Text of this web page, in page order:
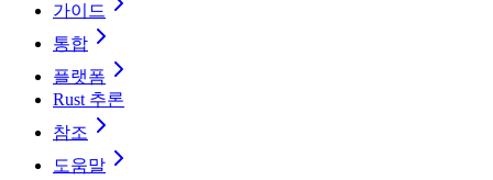
가이드
통합
플랫폼
Rust 추론
참조
도움말